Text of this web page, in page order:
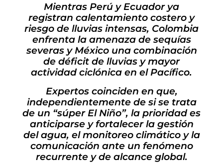
Mientras Perú y Ecuador ya
registran calentamiento costero y
riesgo de lluvias intensas, Colombia
enfrenta la amenaza de sequías
severas y México una combinación
de déficit de lluvias y mayor
actividad ciclónica en el Pacífico.
Expertos coinciden en que,
independientemente de si se trata
de un “súper El Niño”, la prioridad es
anticiparse y fortalecer la gestión
del agua, el monitoreo climático y la
comunicación ante un fenómeno
recurrente y de alcance global.